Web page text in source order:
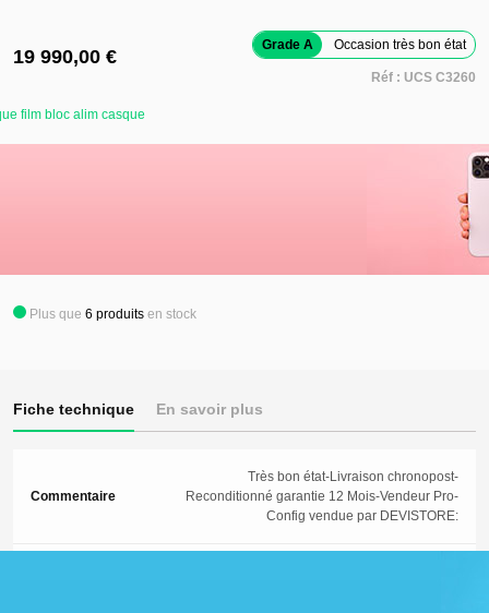
film bloc alim casque
19 990,00 €
Grade A Occasion très bon état
Réf : UCS C3260
mes favoris
Plus que 6 produits en stock
Fiche technique En savoir plus
Commentaire
Très bon état-Livraison chronopost-
Reconditionné garantie 12 Mois-Vendeur Pro-
Config vendue par DEVISTORE: